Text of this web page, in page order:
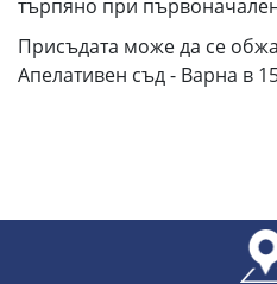
търпяно при
Присъдата може да се
Апелативен съд - Варна в